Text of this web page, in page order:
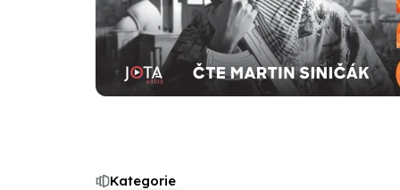
Kategorie